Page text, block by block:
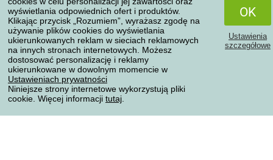
wyświetlania odpowiednich ofert i produktów.
Klikając przycisk „Rozumiem”, wyrażasz zgodę na
używanie plików cookies do wyświetlania
ukierunkowanych reklam w sieciach reklamowych
na innych stronach internetowych. Możesz
dostosować personalizację i reklamy
ukierunkowane w dowolnym momencie w
Ustawieniach prywatności
Niniejsze strony internetowe wykorzystują pliki
cookie. Więcej informacji tutaj
OK
Ustawienia
szczegółowe
Metody płatności
Niezawodny sklep